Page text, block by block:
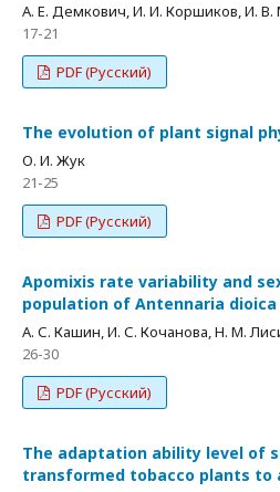
А. Е. Демкович, И. И. Коршиков, И. В.
17-21
PDF (Русский)
The evolution of plant signal
О. И. Жук
21-25
PDF (Русский)
Apomixis rate variability and
population of Antennaria dioica
А. С. Кашин, И. С. Кочанова, Н. М.
26-30
PDF (Русский)
The adaptation ability level of
transformed tobacco plants to